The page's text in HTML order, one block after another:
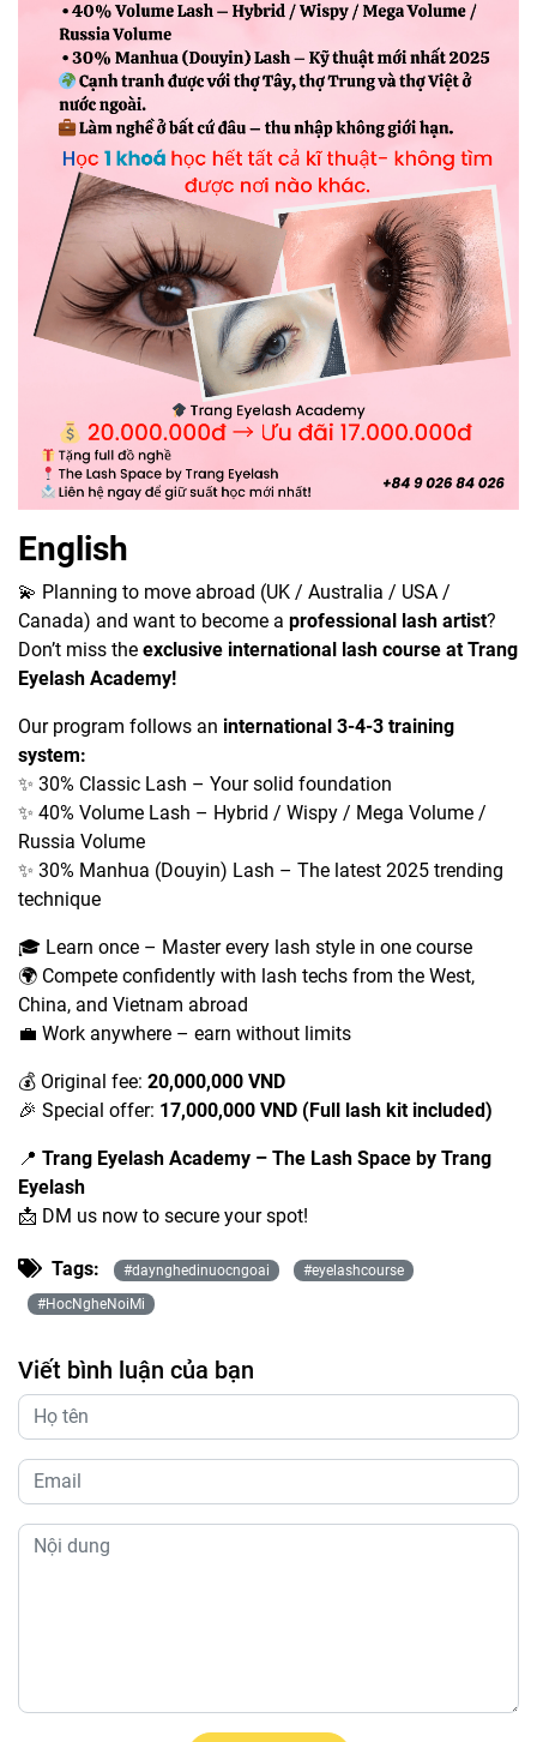
English
💫 Planning to move abroad (UK / Australia / USA /
Canada) and want to become a professional lash artist?
Don’t miss the exclusive international lash course at Trang
Eyelash Academy!
Our program follows an international 3-4-3 training
system:
✨ 30% Classic Lash – Your solid foundation
✨ 40% Volume Lash – Hybrid / Wispy / Mega Volume /
Russia Volume
✨ 30% Manhua (Douyin) Lash – The latest 2025 trending
technique
🎓 Learn once – Master every lash style in one course
🌍 Compete confidently with lash techs from the West,
China, and Vietnam abroad
💼 Work anywhere – earn without limits
💰 Original fee: 20,000,000 VND
🎉 Special offer: 17,000,000 VND (Full lash kit included)
📍 Trang Eyelash Academy – The Lash Space by Trang
Eyelash
📩 DM us now to secure your spot!
Tags: #daynghedinuocngoai
#eyelashcourse
#HocNgheNoiMi
Viết bình luận của bạn